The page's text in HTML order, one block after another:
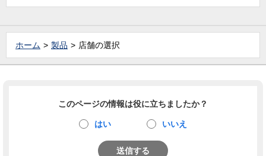
ホーム 製品 店舗の選択
このページの情報は役に立ちましたか？
はい いいえ
送信する